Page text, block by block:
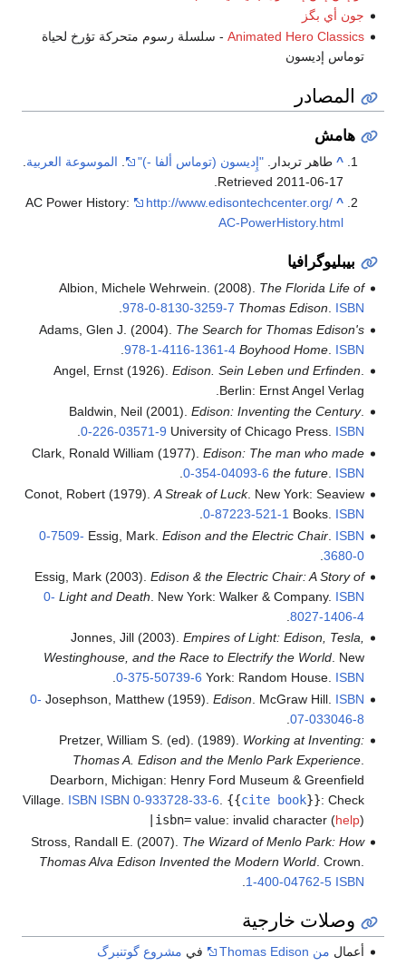
جون أي بگز
Animated Hero Classics - سلسلة رسوم متحركة تؤرخ لحياة
توماس إديسون
المصادر
هامش
^ طاهر تربدار. "إِديسون (توماس ألفا -)" الموسوعة العربية
Retrieved 2011-06-17
^
AC Power History:
http://www.edisontechcenter.org/
AC-PowerHistory.html
بيبليوگرافيا
Albion, Michele Wehrwein. (2008). The Florida Life of
Thomas Edison. ISBN
978-0-8130-3259-7
.
Adams, Glen J. (2004). The Search for Thomas Edison's
Boyhood Home. ISBN
978-1-4116-1361-4
Angel, Ernst (1926). Edison. Sein Leben und Erfinden
Berlin: Ernst Angel Verlag.
Baldwin, Neil (2001). Edison: Inventing the Century.
University of Chicago Press. ISBN
0-226-03571-9
.
Clark, Ronald William (1977). Edison: The man who made
the future. ISBN
0-354-04093-6
Conot, Robert (1979).A Streak of Luck. New York: Seaview
Books. ISBN
0-87223-521-1
.
Essig, Mark. Edison and the Electric Chair. ISBN
0-7509-
3680-0
Essig, Mark (2003). Edison & the Electric Chair: A Story of
Light and Death . New York: Walker & Company. ISBN
0-
8027-1406-4
Jonnes, Jill (2003). Empires of Light: Edison, Tesla,
Westinghouse, and the Race to Electrify the World. New
York: Random House. ISBN
0-375-50739-6
.
Josephson, Matthew (1959). Edison . McGraw Hill. ISBN
0-
07-033046-8
Pretzer, William S. (ed). (1989). Working at Inventing:
Thomas A. Edison and the Menlo Park Experience.
Dearborn, Michigan: Henry Ford Museum & Greenfield
Village. ISBN ISBN 0-933728-33-6 {{cite book}}: Check
|isbn=value: invalid character (help)
Stross, Randall E. (2007). The Wizard of Menlo Park: How
Thomas Alva Edison Invented the Modern World. Crown.
ISBN
1-400-04762-5
وصلات خارجية
أعمال من Thomas Edison في مشروع گوتنبرگ